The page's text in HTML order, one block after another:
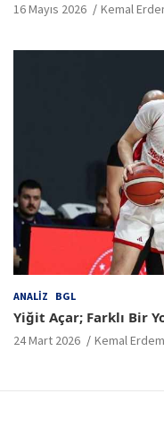
16 Mayıs 2026 Kemal
ANALIZ BGL
Yiğit Açar; Farklı Bir
24 Mart 2026 Kemal Erdem